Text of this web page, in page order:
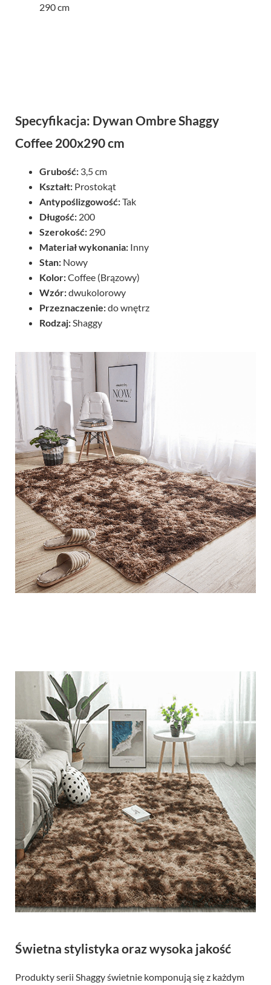
290 cm
Specyfikacja: Dywan Ombre Shaggy
Coffee 200x290 cm
Grubość: 3,5 cm
Kształt: Prostokąt
Antypoślizgowość:Tak
Długość: 200
Szerokość: 290
Materiał wykonania: Inny
Stan: Nowy
Kolor:Coffee (Brązowy)
Wzór:dwukolorowy
Przeznaczenie:do wnętrz
Rodzaj:Shaggy
Świetna stylistyka oraz wysoka jakość
Produkty serii Shaggy świetnie komponują się z każdym